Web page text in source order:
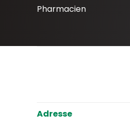
Pharmacien
Adresse